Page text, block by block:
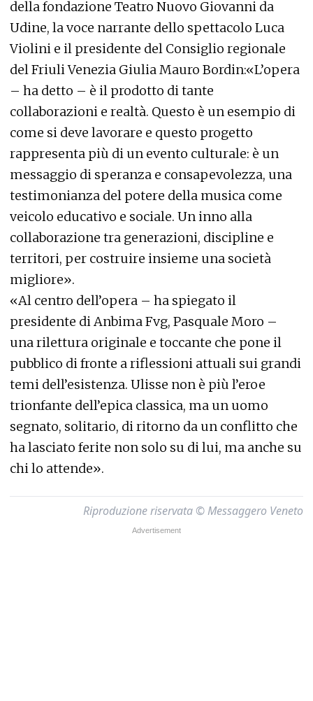
della fondazione Teatro Nuovo Giovanni da
Udine, la voce narrante dello spettacolo Luca
Violini e il presidente del Consiglio regionale
del Friuli Venezia Giulia Mauro Bordin:«L’opera
– ha detto – è il prodotto di tante
collaborazioni e realtà. Questo è un esempio di
come si deve lavorare e questo progetto
rappresenta più di un evento culturale: è un
messaggio di speranza e consapevolezza, una
testimonianza del potere della musica come
veicolo educativo e sociale. Un inno alla
collaborazione tra generazioni, discipline e
territori, per costruire insieme una società
migliore».
«Al centro dell’opera – ha spiegato il
presidente di Anbima Fvg, Pasquale Moro –
una rilettura originale e toccante che pone il
pubblico di fronte a riflessioni attuali sui grandi
temi dell’esistenza. Ulisse non è più l’eroe
trionfante dell’epica classica, ma un uomo
segnato, solitario, di ritorno da un conflitto che
ha lasciato ferite non solo su di lui, ma anche su
chi lo attende».
Riproduzione riservata © Messaggero Veneto